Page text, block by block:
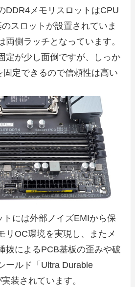
DDR4メモリスロットはCPU
スロットが設置されていま
両側ラッチとなっています。
定が少し面倒ですが、しっか
固定できるので信頼性は高い
トには外部ノイズEMIから保
リOC環境を実現し、またメ
抜によるPCB基板の歪みや破
ールド「Ultra Durable
装されています。